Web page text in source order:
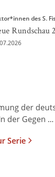
des S.
Rundschau
der
der Gegen ...
Serie